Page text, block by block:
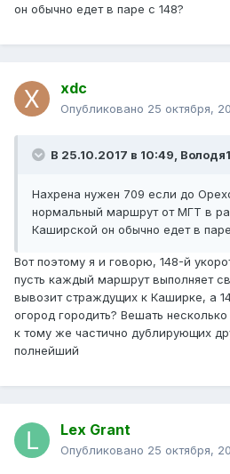
он обычно едет в паре с 148?
xdc
Опубликовано 25 октября,
В 25.10.2017 в 10:49,
Нахрена нужен 709 если до
нормальный маршрут от МГТ в
Каширской он обычно едет в
Вот поэтому я и говорю, 148-й
пусть каждый маршрут выполняет
вывозит страждущих к Каширке, а
огород городить? Вешать
к тому же частично дублирующих
полнейший
Lex Grant
Опубликовано 25 октября,